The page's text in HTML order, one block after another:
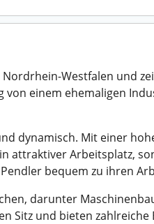
Westfalen und
von einem ehemaligen
dynamisch. Mit einer
attraktiver Arbeitsplatz,
bequem zu ihren
darunter
Sitz und bieten